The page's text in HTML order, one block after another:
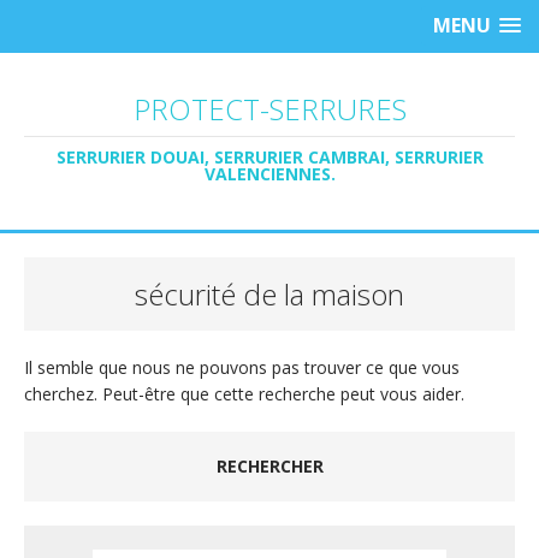
MENU
PROTECT-SERRURES
SERRURIER DOUAI, SERRURIER CAMBRAI, SERRURIER
VALENCIENNES.
sécurité de la maison
Il semble que nous ne pouvons pas trouver ce que vous
cherchez. Peut-être que cette recherche peut vous aider.
RECHERCHER